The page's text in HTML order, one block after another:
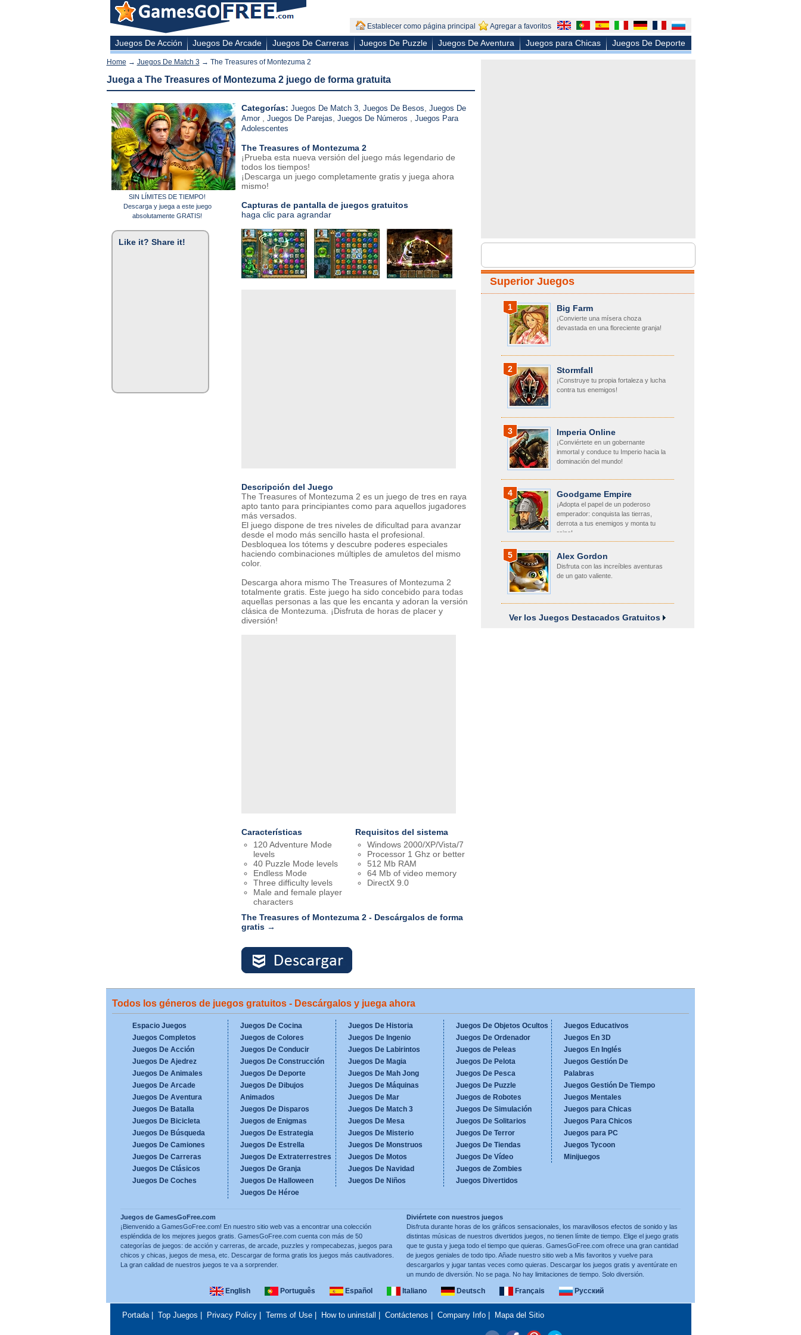
Establecer como página principal Agregar a favoritos
Juegos De Acción Juegos De Arcade Juegos De Carreras Juegos De Puzzle Juegos De Aventura Juegos para Chicas Juegos De Deporte
Home → Juegos De Match 3 → The Treasures of Montezuma 2
Juega a The Treasures of Montezuma 2 juego de forma gratuita
SIN LÍMITES DE TIEMPO!
Descarga y juega a este juego
absolutamente GRATIS!
Like it? Share it!
Categorías: Juegos De Match 3, Juegos De Besos Juegos De
Amor
Juegos De Parejas Juegos De Números
Juegos Para
Adolescentes
The Treasures of Montezuma 2
¡Prueba esta nueva versión del juego más legendario de
todos los tiempos!
¡Descarga un juego completamente gratis y juega ahora
mismo!
Capturas de pantalla de juegos gratuitos
haga clic para agrandar
Descripción del Juego
The Treasures of Montezuma 2 es un juego de tres en raya
apto tanto para principiantes como para aquellos jugadores
más versados.
El juego dispone de tres niveles de dificultad para avanzar
desde el modo más sencillo hasta el profesional.
Desbloquea los tótems y descubre poderes especiales
haciendo combinaciones múltiples de amuletos del mismo
color.
Descarga ahora mismo The Treasures of Montezuma 2
totalmente gratis. Este juego ha sido concebido para todas
aquellas personas a las que les encanta y adoran la versión
clásica de Montezuma. ¡Disfruta de horas de placer y
diversión!
Características
120 Adventure Mode
levels
40 Puzzle Mode levels
Endless Mode
Three difficulty levels
Male and female player
characters
Requisitos del sistema
Windows 2000/XP/Vista/7
Processor 1 Ghz or better
512 Mb RAM
64 Mb of video memory
DirectX 9.0
The Treasures of Montezuma 2 - Descárgalos de forma
gratis →
Superior Juegos
1 Big Farm
¡Convierte una mísera choza
devastada en una floreciente granja!
2 Stormfall
¡Construye tu propia fortaleza y lucha
contra tus enemigos!
3 Imperia Online
¡Conviértete en un gobernante
inmortal y conduce tu Imperio hacia la
dominación del mundo!
4 Goodgame Empire
¡Adopta el papel de un poderoso
emperador: conquista las tierras,
derrota a tus enemigos y monta tu
reino!
5 Alex Gordon
Disfruta con las increíbles aventuras
de un gato valiente.
Ver los Juegos Destacados Gratuitos
Todos los géneros de juegos gratuitos - Descárgalos y juega ahora
Espacio Juegos
Juegos Completos
Juegos De Acción
Juegos De Ajedrez
Juegos De Animales
Juegos De Arcade
Juegos De Aventura
Juegos De Batalla
Juegos De Bicicleta
Juegos De Búsqueda
Juegos De Camiones
Juegos De Carreras
Juegos De Clásicos
Juegos De Coches
Juegos De Cocina
Juegos de Colores
Juegos De Conducir
Juegos De Construcción
Juegos De Deporte
Juegos De Dibujos
Animados
Juegos De Disparos
Juegos de Enigmas
Juegos De Estrategia
Juegos De Estrella
Juegos De Extraterrestres
Juegos De Granja
Juegos De Halloween
Juegos De Héroe
Juegos De Historia
Juegos De Ingenio
Juegos De Labirintos
Juegos De Magia
Juegos De Mah Jong
Juegos De Máquinas
Juegos De Mar
Juegos De Match 3
Juegos De Mesa
Juegos De Misterio
Juegos De Monstruos
Juegos De Motos
Juegos De Navidad
Juegos De Niños
Juegos De Objetos Ocultos
Juegos De Ordenador
Juegos de Peleas
Juegos De Pelota
Juegos De Pesca
Juegos De Puzzle
Juegos de Robotes
Juegos De Simulación
Juegos De Solitarios
Juegos De Terror
Juegos De Tiendas
Juegos De Vídeo
Juegos de Zombies
Juegos Divertidos
Juegos Educativos
Juegos En 3D
Juegos En Inglés
Juegos Gestión De
Palabras
Juegos Gestión De Tiempo
Juegos Mentales
Juegos para Chicas
Juegos Para Chicos
Juegos para PC
Juegos Tycoon
Minijuegos
Juegos de GamesGoFree.com
¡Bienvenido a GamesGoFree.com! En nuestro sitio web vas a encontrar una colección
espléndida de los mejores juegos gratis. GamesGoFree.com cuenta con más de 50
categorías de juegos: de acción y carreras, de arcade, puzzles y rompecabezas, juegos para
chicos y chicas, juegos de mesa, etc. Descargar de forma gratis los juegos más cautivadores.
La gran calidad de nuestros juegos te va a sorprender.
Diviértete con nuestros juegos
Disfruta durante horas de los gráficos sensacionales, los maravillosos efectos de sonido y las
distintas músicas de nuestros divertidos juegos, no tienen límite de tiempo. Elige el juego gratis
que te gusta y juega todo el tiempo que quieras. GamesGoFree.com ofrece una gran cantidad
de juegos geniales de todo tipo. Añade nuestro sitio web a Mis favoritos y vuelve para
descargarlos y jugar tantas veces como quieras. Descargar los juegos gratis y aventúrate en
un mundo de diversión. No se paga. No hay limitaciones de tiempo. Solo diversión.
English Português Español Italiano Deutsch Français Русский
Portada| Top Juegos Privacy Policy| Terms of Use| How to uninstall Contáctenos Company Info| Mapa del Sitio